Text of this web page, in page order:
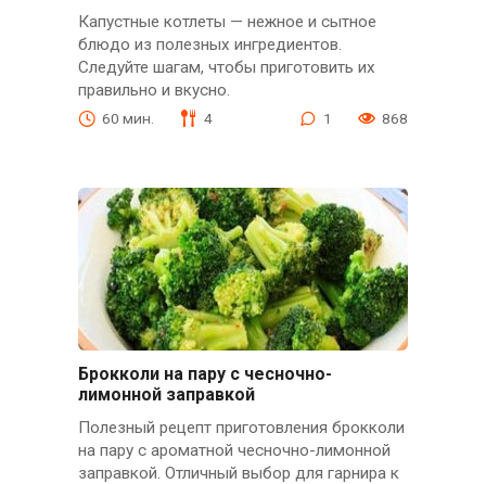
Капустные котлеты — нежное и сытное
блюдо из полезных ингредиентов.
Следуйте шагам, чтобы приготовить их
правильно и вкусно.
60 мин. 4 1 868
Брокколи на пару с чесночно-
лимонной заправкой
Полезный рецепт приготовления брокколи
на пару с ароматной чесночно-лимонной
заправкой. Отличный выбор для гарнира к